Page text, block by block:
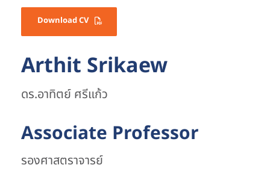
Download CV
Arthit Srikaew
ดร.อาทิตย์ ศรีแก้ว
Associate Professor
รองศาสตราจารย์